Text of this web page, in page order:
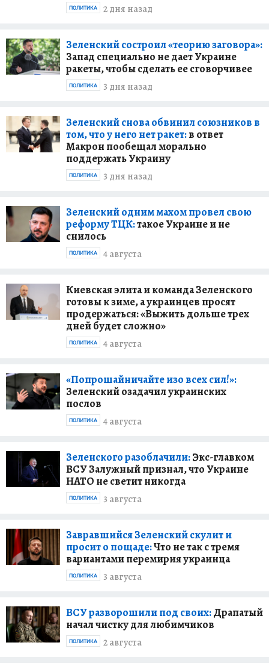
2 дня назад
ПОЛИТИКА
Зеленский состроил «теорию заговора»:
Запад специально не дает Украине
ракеты, чтобы сделать ее сговорчивее
3 дня назад
ПОЛИТИКА
Зеленский снова обвинил союзников в
том, что у него нет ракет:в ответ
Макрон пообещал морально
поддержать Украину
3 дня назад
ПОЛИТИКА
Зеленский одним махом провел свою
реформу ТЦК:такое Украине и не
снилось
4 августа
ПОЛИТИКА
Киевская элита и команда Зеленского
готовы к зиме, а украинцев просят
продержаться: «Выжить дольше трех
дней будет сложно»
4 августа
ПОЛИТИКА
«Попрошайничайте изо всех сил!»:
Зеленский озадачил украинских
послов
4 августа
ПОЛИТИКА
Зеленского разоблачили:Экс-главком
ВСУ Залужный признал, что Украине
НАТО не светит никогда
3 августа
ПОЛИТИКА
Завравшийся Зеленский скулит и
просит о пощаде:Что не так с тремя
вариантами перемирия украинца
3 августа
ПОЛИТИКА
ВСУ разворошили под своих:Драпатый
начал чистку для любимчиков
2 августа
ПОЛИТИКА